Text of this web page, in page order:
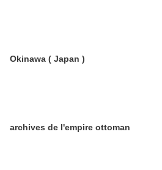
Okinawa ( Japan )
archives de l'empire ottoman